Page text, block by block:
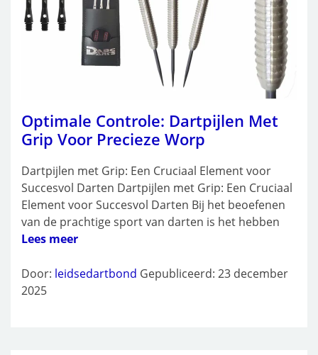
Optimale Controle: Dartpijlen Met
Grip Voor Precieze Worp
Dartpijlen met Grip: Een Cruciaal Element voor
Succesvol Darten Dartpijlen met Grip: Een Cruciaal
Element voor Succesvol Darten Bij het beoefenen
van de prachtige sport van darten is het hebben
Lees meer
Door: leidsedartbond Gepubliceerd: 23 december
2025